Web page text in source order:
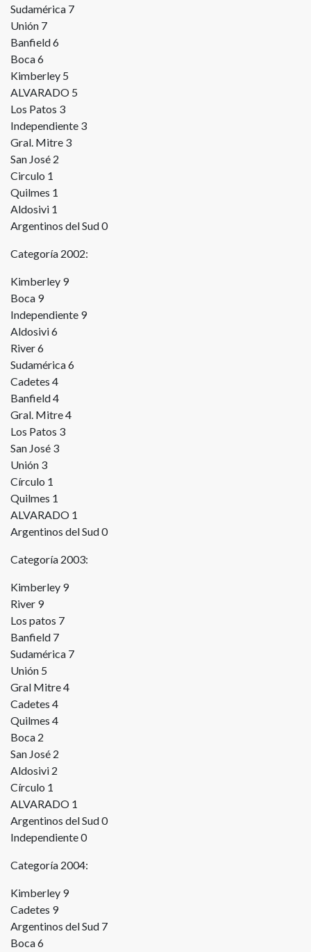
Sudamérica 7
Unión 7
Banfield 6
Boca 6
Kimberley 5
ALVARADO 5
Los Patos 3
Independiente 3
Gral. Mitre 3
San José 2
Circulo 1
Quilmes 1
Aldosivi 1
Argentinos del Sud 0
Categoría 2002:
Kimberley 9
Boca 9
Independiente 9
Aldosivi 6
River 6
Sudamérica 6
Cadetes 4
Banfield 4
Gral. Mitre 4
Los Patos 3
San José 3
Unión 3
Círculo 1
Quilmes 1
ALVARADO 1
Argentinos del Sud 0
Categoría 2003:
Kimberley 9
River 9
Los patos 7
Banfield 7
Sudamérica 7
Unión 5
Gral Mitre 4
Cadetes 4
Quilmes 4
Boca 2
San José 2
Aldosivi 2
Círculo 1
ALVARADO 1
Argentinos del Sud 0
Independiente 0
Categoría 2004:
Kimberley 9
Cadetes 9
Argentinos del Sud 7
Boca 6